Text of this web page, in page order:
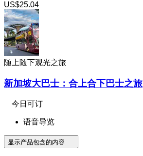
US$25.04
随上随下观光之旅
新加坡大巴士：合上合下巴士之旅
今日可订
语音导览
显示产品包含的内容